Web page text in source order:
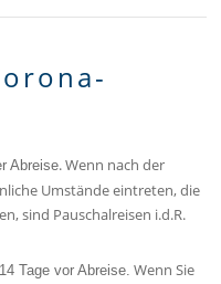
Abreise. Wenn nach der
Umstände eintreten, die
sind Pauschalreisen i.d.R.
Tage vor Abreise. Wenn Sie